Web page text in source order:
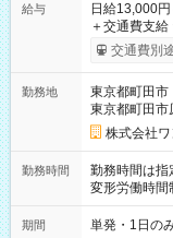
給与
日給13,000円
＋交通費支給 ★交通費全額支給！ ┗案件により規定あり ★日払
いOK！（規
ンビニATMから
交通費別
勤務地
東京都町田市
東京都町田市
株式会社
勤務時間
勤務時間は指
変形労働時間制 想定
～21：00
期間 単発・1日の